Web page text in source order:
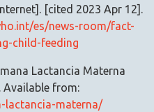
[cited 2023 Apr 12].
es/news-room/fact-
child-feeding
Lactancia Materna
Available from:
lactancia-materna/